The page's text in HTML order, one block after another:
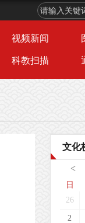
视频新闻
科教扫描
文化
<
日
26
2